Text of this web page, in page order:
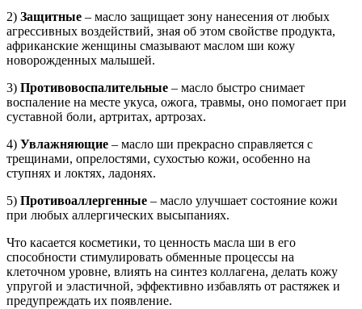
2) Защитные – масло защищает зону нанесения от любых
агрессивных воздействий, зная об этом свойстве продукта,
африканские женщины смазывают маслом ши кожу
новорожденных малышей.
3) Противовоспалительные – масло быстро снимает
воспаление на месте укуса, ожога, травмы, оно помогает при
суставной боли, артритах, артрозах.
4) Увлажняющие – масло ши прекрасно справляется с
трещинами, опрелостями, сухостью кожи, особенно на
ступнях и локтях, ладонях.
5) Противоаллергенные – масло улучшает состояние кожи
при любых аллергических высыпаниях.
Что касается косметики, то ценность масла ши в его
способности стимулировать обменные процессы на
клеточном уровне, влиять на синтез коллагена, делать кожу
упругой и эластичной, эффективно избавлять от растяжек и
предупреждать их появление.